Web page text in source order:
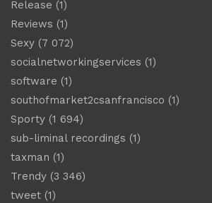
Release (1)
Reviews (1)
Sexy (7 072)
socialnetworkingservices (1)
software (1)
southofmarket2csanfrancisco (1)
Sporty (1 694)
sub-liminal recordings (1)
taxman (1)
Trendy (3 346)
tweet (1)